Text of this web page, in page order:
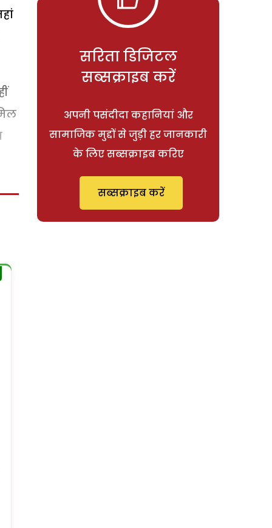
सरिता डिजिटल
सब्सक्राइब करें
अपनी पसंदीदा कहानियां और
सामाजिक मुद्दों से जुड़ी हर जानकारी
के लिए सब्सक्राइब करिए
सब्सक्राइब करें